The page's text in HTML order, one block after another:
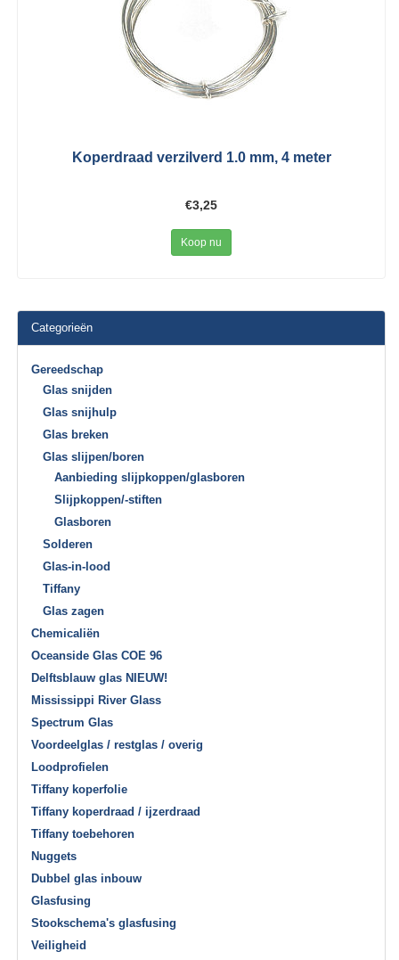
Koperdraad verzilverd 1.0 mm, 4 meter
€3,25
Koop nu
Categorieën
Gereedschap
Glas snijden
Glas snijhulp
Glas breken
Glas slijpen/boren
Aanbieding slijpkoppen/glasboren
Slijpkoppen/-stiften
Glasboren
Solderen
Glas-in-lood
Tiffany
Glas zagen
Chemicaliën
Oceanside Glas COE 96
Delftsblauw glas NIEUW!
Mississippi River Glass
Spectrum Glas
Voordeelglas / restglas / overig
Loodprofielen
Tiffany koperfolie
Tiffany koperdraad / ijzerdraad
Tiffany toebehoren
Nuggets
Dubbel glas inbouw
Glasfusing
Stookschema's glasfusing
Veiligheid